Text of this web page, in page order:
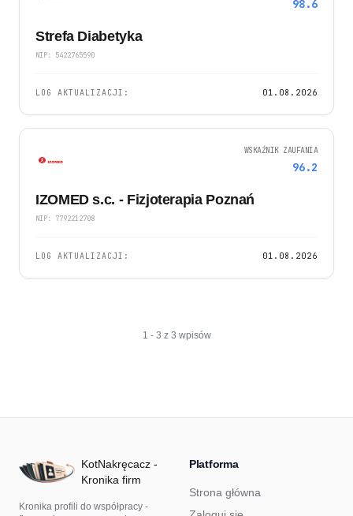
98.6
Strefa Diabetyka
NIP: 5422765590
LOG AKTUALIZACJI: 01.08.2026
WSKAŹNIK ZAUFANIA
96.2
IZOMED s.c. - Fizjoterapia Poznań
NIP: 7792212708
LOG AKTUALIZACJI: 01.08.2026
1 - 3 z 3 wpisów
KotNakręcacz -
Kronika firm
Kronika profili do współpracy -
Platforma
Strona główna